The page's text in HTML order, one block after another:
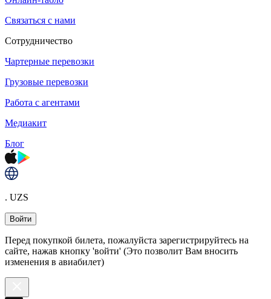
Связаться с нами
Сотрудничество
Чартерные перевозки
Грузовые перевозки
Работа с агентами
Медиакит
Блог
. UZS
Войти
Перед покупкой билета, пожалуйста зарегистрируйтесь на
сайте, нажав кнопку 'войти' (Это позволит Вам вносить
изменения в авиабилет)